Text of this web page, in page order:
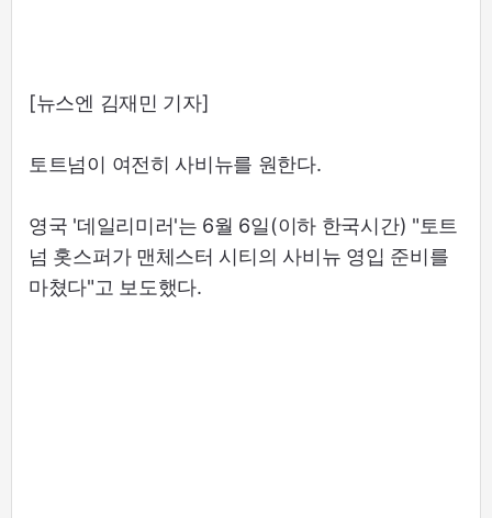
[뉴스엔 김재민 기자]
토트넘이 여전히 사비뉴를 원한다.
영국 '데일리미러'는 6월 6일(이하 한국시간) "토트
넘 홋스퍼가 맨체스터 시티의 사비뉴 영입 준비를
마쳤다"고 보도했다.